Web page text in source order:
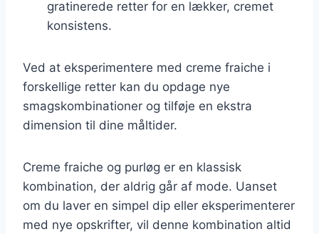
gratinerede retter for en lækker, cremet
konsistens.
Ved at eksperimentere med creme fraiche i
forskellige retter kan du opdage nye
smagskombinationer og tilføje en ekstra
dimension til dine måltider.
Creme fraiche og purløg er en klassisk
kombination, der aldrig går af mode. Uanset
om du laver en simpel dip eller eksperimenterer
med nye opskrifter, vil denne kombination altid